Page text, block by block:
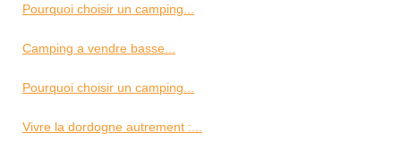
Pourquoi choisir un camping...
Camping a vendre basse...
Pourquoi choisir un camping...
Vivre la dordogne autrement :...